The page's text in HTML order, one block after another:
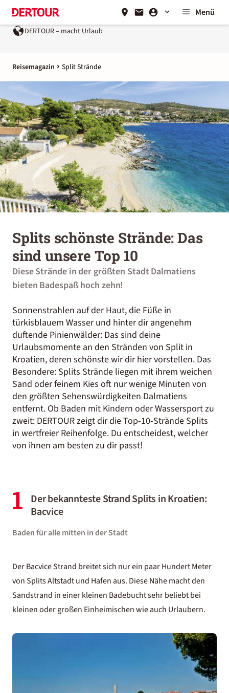
Menü
Ein Unternehmen derREWE Group
Reisemagazin Split Strände
Splits schönste Strände: Das
sind unsere Top 10
Diese Strände in der größten Stadt Dalmatiens
bieten Badespaß hoch zehn!
Sonnenstrahlen auf der Haut, die Füße in
türkisblauem Wasser und hinter dir angenehm
duftende Pinienwälder: Das sind deine
Urlaubsmomente an den Stränden von Split in
Kroatien, deren schönste wir dir hier vorstellen. Das
Besondere: Splits Strände liegen mit ihrem weichen
Sand oder feinem Kies oft nur wenige Minuten von
den größten Sehenswürdigkeiten Dalmatiens
entfernt. Ob Baden mit Kindern oder Wassersport zu
zweit: DERTOUR zeigt dir die Top-10-Strände Splits
in wertfreier Reihenfolge. Du entscheidest, welcher
von ihnen am besten zu dir passt!
1
Der bekannteste Strand Splits in Kroatien:
Bacvice
Baden für alle mitten in der Stadt
Der Bacvice Strand breitet sich nur ein paar Hundert Meter
von Splits Altstadt und Hafen aus. Diese Nähe macht den
Sandstrand in einer kleinen Badebucht sehr beliebt bei
kleinen oder großen Einheimischen wie auch Urlaubern.